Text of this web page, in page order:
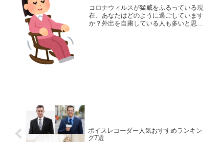
コロナウィルスが猛威をふるっている現
在、あなたはどのように過ごしています
か？外出を自粛している人も多いと思い
ボイスレコーダー人気おすすめランキン
グ7選